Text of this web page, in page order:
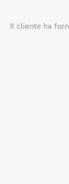
Il cliente ha